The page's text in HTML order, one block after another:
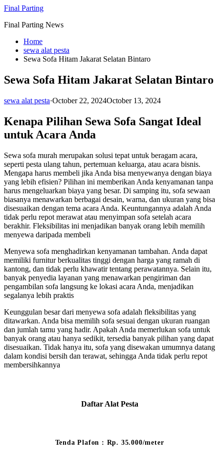
Skip
content
Final Parting
Final Parting News
Home
sewa alat pesta
Sewa Sofa Hitam Jakarat Selatan Bintaro
Sewa Sofa Hitam Jakarat Selatan Bintaro
sewa alat pesta·October 22, 2024October 13, 2024
Kenapa Pilihan Sewa Sofa Sangat Ideal
untuk Acara Anda
Sewa sofa murah merupakan solusi tepat untuk beragam acara,
seperti pesta ulang tahun, pertemuan keluarga, atau acara bisnis.
Mengapa harus membeli jika Anda bisa menyewanya dengan biaya
yang lebih efisien? Pilihan ini memberikan Anda kenyamanan tanpa
harus mengeluarkan biaya yang besar. Di samping itu, sofa sewaan
biasanya menawarkan berbagai desain, warna, dan ukuran yang bisa
disesuaikan dengan tema acara Anda. Keuntungannya adalah Anda
tidak perlu repot merawat atau menyimpan sofa setelah acara
berakhir. Fleksibilitas ini menjadikan banyak orang lebih memilih
menyewa daripada membeli
Menyewa sofa menghadirkan kenyamanan tambahan. Anda dapat
memiliki furnitur berkualitas tinggi dengan harga yang ramah di
kantong, dan tidak perlu khawatir tentang perawatannya. Selain itu,
banyak penyedia layanan yang menawarkan pengiriman dan
pengambilan sofa langsung ke lokasi acara Anda, menjadikan
segalanya lebih praktis
Keunggulan besar dari menyewa sofa adalah fleksibilitas yang
ditawarkan. Anda bisa memilih sofa sesuai dengan ukuran ruangan
dan jumlah tamu yang hadir. Apakah Anda memerlukan sofa untuk
banyak orang atau hanya sedikit, tersedia banyak pilihan yang dapat
disesuaikan. Tidak hanya itu, sofa yang disewakan umumnya datang
dalam kondisi bersih dan terawat, sehingga Anda tidak perlu repot
membersihkannya
Daftar Alat Pesta
Tenda Plafon : Rp. 35.000/meter